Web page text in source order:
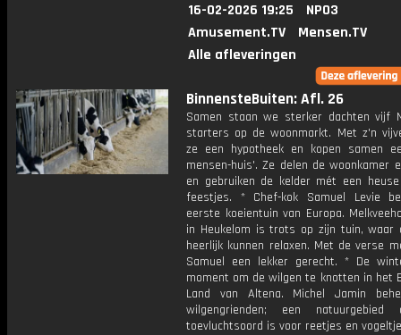
16-02-2026 19:25
NPO3
Amusement.TV
Mensen.TV
Alle afleveringen
BinnensteBuiten: Afl. 26
Samen staan we sterker dachten vijf
starters op de woonmarkt. Met z'n
ze een hypotheek en kopen samen
mensen-huis'. Ze delen de woonkamer
en gebruiken de kelder mét een
feestjes. * Chef-kok Samuel Levie
eerste koeientuin van Europa.
in Heukelom is trots op zijn tuin, waar
heerlijk kunnen relaxen. Met de verse
Samuel een lekker gerecht. * De
moment om de wilgen te knotten in het
Land van Altena. Michel Jamin
wilgengrienden; een
toevluchtsoord is voor reetjes en